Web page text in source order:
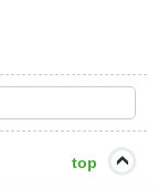
top